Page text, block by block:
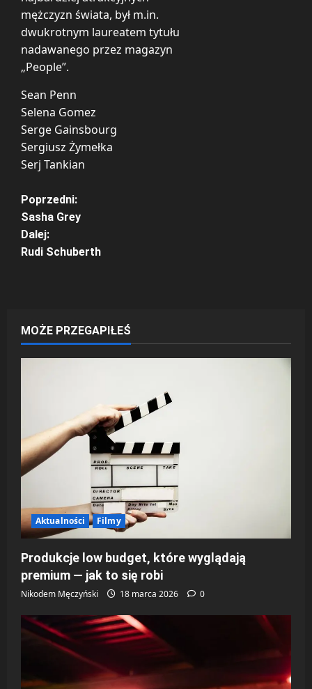
mężczyzn świata, był m.in.
dwukrotnym laureatem tytułu
nadawanego przez magazyn
„People”.
Sean Penn
Selena Gomez
Serge Gainsbourg
Sergiusz Żymełka
Serj Tankian
Z
o
b
c
z
i
s
Poprzedni:
Sasha Grey
Dalej:
Rudi Schuberth
MOŻE PRZEGAPIŁEŚ
Aktualności Filmy
Produkcje low budget, które wyglądają
premium — jak to się robi
Nikodem Męczyński 18 marca 2026 0